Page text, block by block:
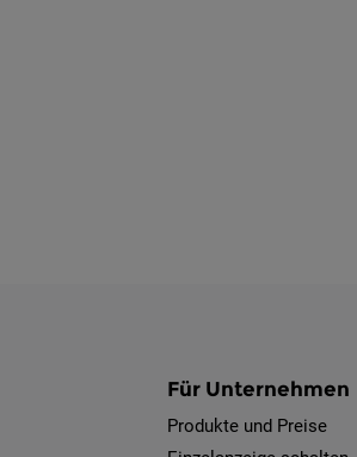
Für Unternehmen
Produkte und Preise